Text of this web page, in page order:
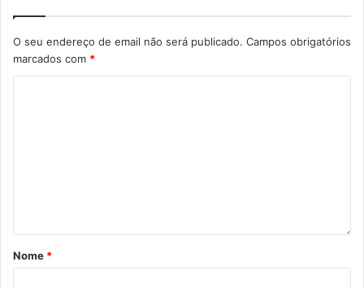
21h00; sábados às 16h00 e 21h00; e domingos às 16h00.
M/12. Preços: De 26€ a 35€.
RESERVAS:
O seu endereço de email não será publicado. Campos obrigatórios
marcados com *
Nome *